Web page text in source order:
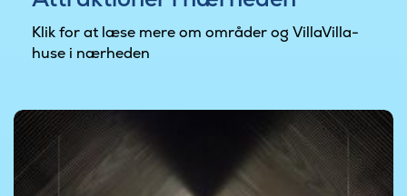
Klik for at læse mere om områder og VillaVilla-
huse i nærheden